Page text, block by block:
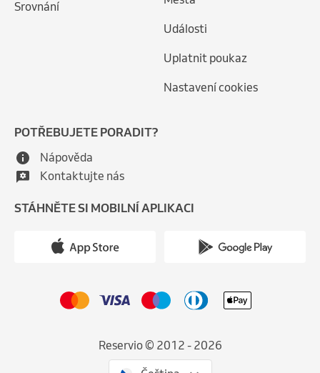
Srovnání
Události
Uplatnit poukaz
Nastavení cookies
POTŘEBUJETE PORADIT?
Nápověda
Kontaktujte nás
STÁHNĚTE SI MOBILNÍ APLIKACI
Reservio © 2012 - 2026